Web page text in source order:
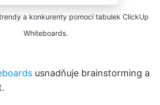
a konkurenty pomocí tabulek ClickUp
Whiteboards.
usnadňuje brainstorming a